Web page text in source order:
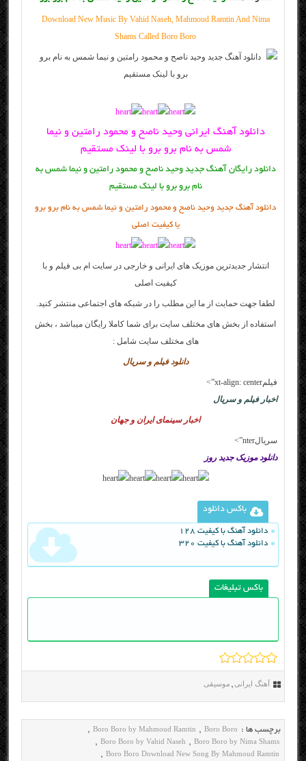
Download New Music By Vahid Naseh, Mahmoud Ramtin And Nima
Shams Called Boro Boro
دانلود آهنگ ایرانی وحید ناصح و محمود رامتین و نیما
شمس به نام برو برو با لینک مستقیم
دانلود رایگان آهنگ جدید وحید ناصح و محمود رامتین و نیما شمس به
نام برو برو با لینک مستقیم
دانلود آهنگ جدید وحید ناصح و محمود رامتین و نیما شمس به نام برو برو
یا کیفیت اصلی
انتشار جدیدترین موزیک های ایرانی و خارجی در سایت ام بی فیلم و با
کیفیت اصلی
لطفا جهت حمایت از ما این مطلب را در شبکه های اجتماعی منتشر کنید.
استفاده از بخش های مختلف سایت برای شما کاملا رایگان میباشد ، بخش
های مختلف سایت شامل :
دانلود فیلم و سریال
فیلمxt-align: center”>
اخبار فیلم و سریال
اخبار سینمای ایران و جهان
سریالnter”>
دانلود موزیک جدید روز
باکس دانلود
دانلود آهنگ با کیفیت 128
دانلود آهنگ با کیفیت 320
باکس تبلیغات
آهنگ ایرانی, موسیقی
برچسب ها : Boro Boro
,
Boro Boro by Mahmoud Ramtin
,
Boro Boro by Nima Shams
,
Boro Boro by Vahid Naseh
,
Boro Boro Download New Song By Mahmoud Ramtin
,